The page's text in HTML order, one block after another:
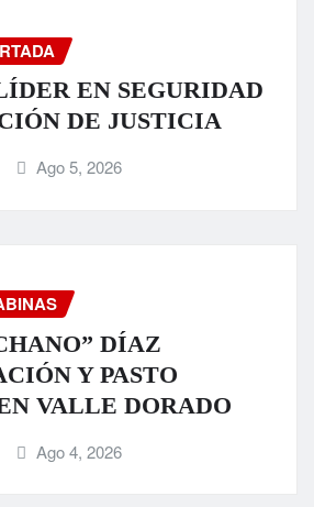
EN SEGURIDAD
DE JUSTICIA
Ago 5, 2026
DÍAZ
Y PASTO
VALLE DORADO
Ago 4, 2026